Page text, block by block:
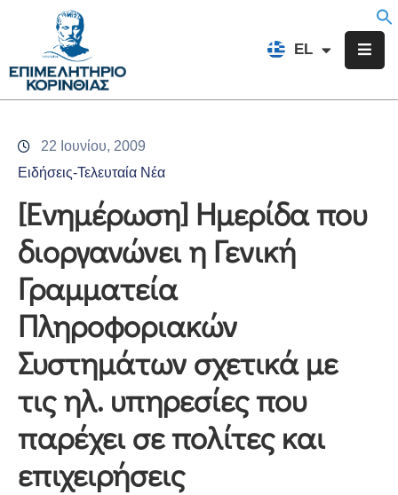
EL
FR
Επιμελητήριο
Υπηρεσίες
Προγράμματα
Δράσεις
Εκδηλώσεις
Επικοινωνία
22 Ιουνίου, 2009
Ειδήσεις-Τελευταία Νέα
[Ενημέρωση] Ημερίδα που
διοργανώνει η Γενική
Γραμματεία
Πληροφοριακών
Συστημάτων σχετικά με
τις ηλ. υπηρεσίες που
παρέχει σε πολίτες και
επιχειρήσεις